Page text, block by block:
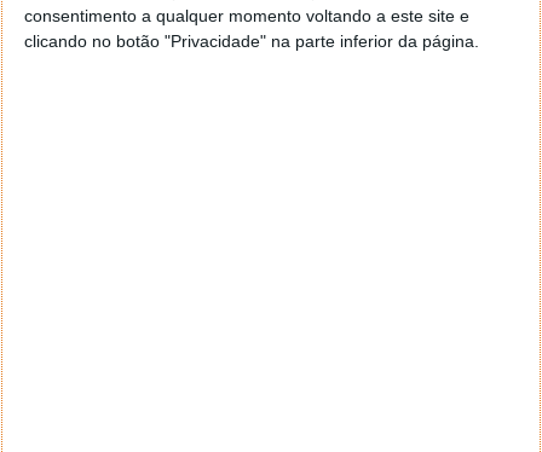
consentimento a qualquer momento voltando a este site e
clicando no botão "Privacidade" na parte inferior da página.